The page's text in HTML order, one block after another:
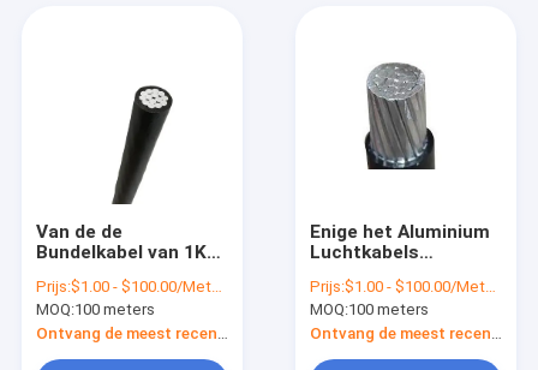
Van de de
Bundelkabel van 1KV
van het
Aluminiumabc
Luchtkabel
Prijs:$1.00 - $100.00/Meters
MOQ:100 meters
Enige het Aluminium
Luchtkabels
van Kernabc XLPE
Prijs:$1.00 - $100.00/Meters
MOQ:100 meters